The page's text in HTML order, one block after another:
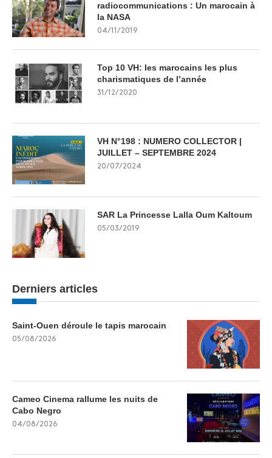
radiocommunications : Un marocain à
la NASA
04/11/2019
Top 10 VH: les marocains les plus
charismatiques de l’année
31/12/2020
VH N°198 : NUMERO COLLECTOR |
JUILLET – SEPTEMBRE 2024
20/07/2024
SAR La Princesse Lalla Oum Kaltoum
05/03/2019
Derniers articles
Saint-Ouen déroule le tapis marocain
05/08/2026
Cameo Cinema rallume les nuits de
Cabo Negro
04/08/2026